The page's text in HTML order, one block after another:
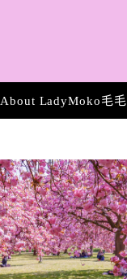
About LadyMoko毛毛